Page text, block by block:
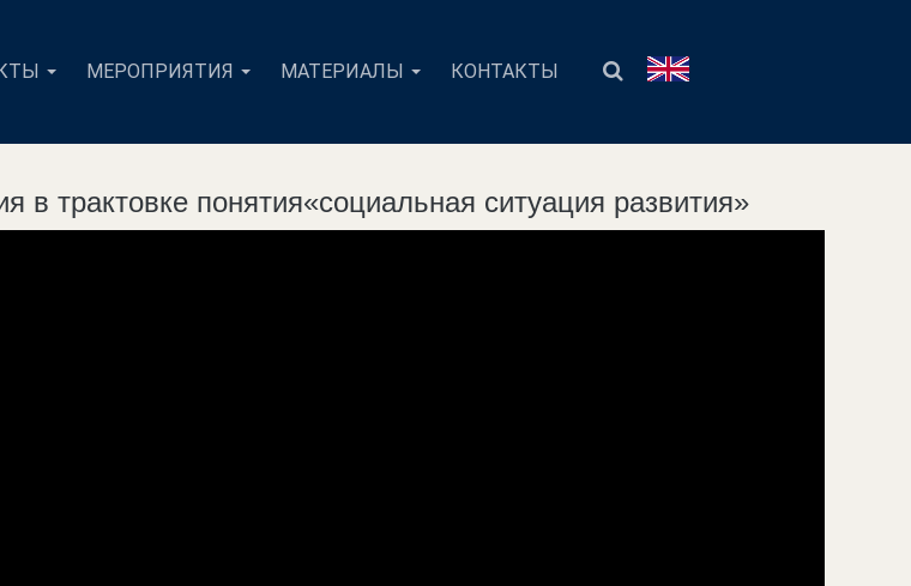
МЕРОПРИЯТИЯ МАТЕРИАЛЫ КОНТАКТЫ
в трактовке понятия«социальная ситуация развития»